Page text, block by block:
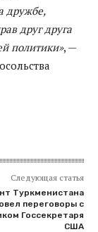
дружбе,
друг друга
политики», —
Следующая статья
Туркменистана
переговоры с
Госсекретаря
США